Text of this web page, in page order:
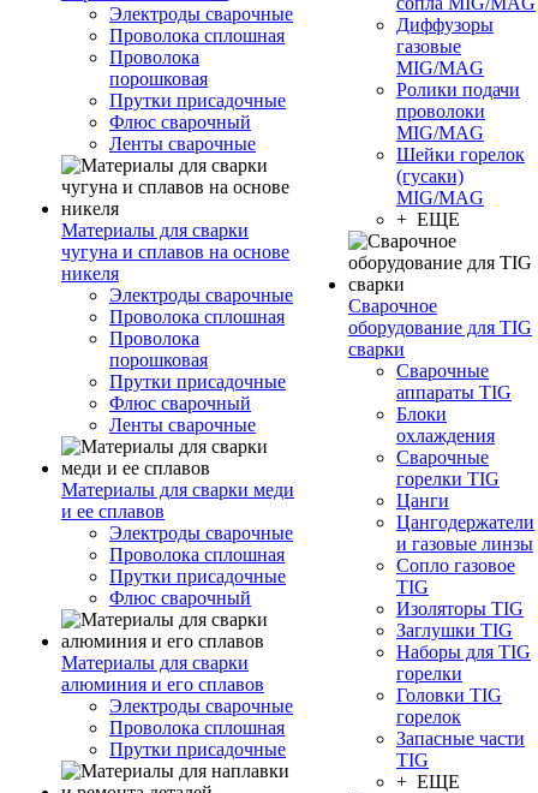
Электроды сварочные
Проволока сплошная
Проволока
порошковая
Прутки присадочные
Флюс сварочный
Ленты сварочные
Материалы для сварки
чугуна и сплавов на основе
никеля
Электроды сварочные
Проволока сплошная
Проволока
порошковая
Прутки присадочные
Флюс сварочный
Ленты сварочные
Материалы для сварки меди
и ее сплавов
Электроды сварочные
Проволока сплошная
Прутки присадочные
Флюс сварочный
Материалы для сварки
алюминия и его сплавов
Электроды сварочные
Проволока сплошная
Прутки присадочные
Диффузоры
газовые
MIG/MAG
Ролики подачи
проволоки
MIG/MAG
Шейки горелок
(гусаки)
MIG/MAG
+ ЕЩЕ
Сварочное
оборудование для TIG
сварки
Сварочные
аппараты TIG
Блоки
охлаждения
Сварочные
горелки TIG
Цанги
Цангодержатели
и газовые линзы
Сопло газовое
TIG
Изоляторы TIG
Заглушки TIG
Наборы для TIG
горелки
Головки TIG
горелок
Запасные части
TIG
+ ЕЩЕ